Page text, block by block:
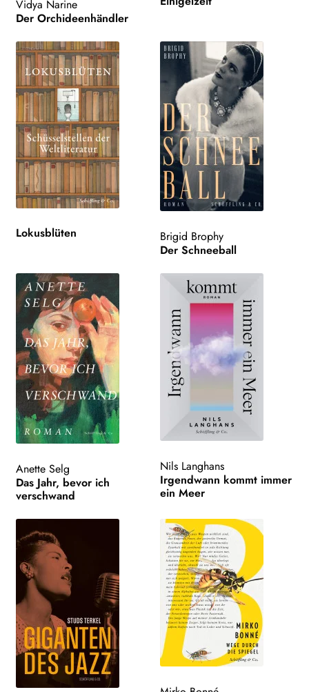
Vidya Narine
Der Orchideenhändler
Lokusblüten
Brigid Brophy
Der Schneeball
Anette Selg
Das Jahr, bevor ich
verschwand
Nils Langhans
Irgendwann kommt immer
ein Meer